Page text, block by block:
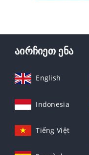
აირჩიეთ ენა
English
Indonesia
Tiếng Việt